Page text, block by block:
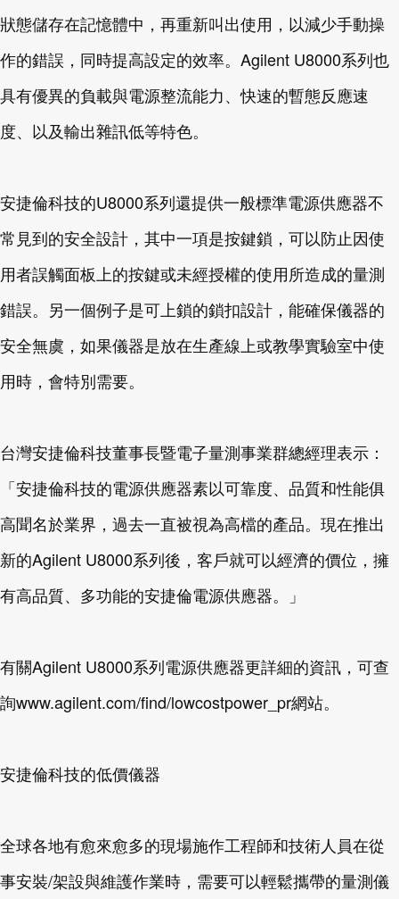
狀態儲存在記憶體中，再重新叫出使用，以減少手動操
作的錯誤，同時提高設定的效率。Agilent U8000系列也
具有優異的負載與電源整流能力、快速的暫態反應速
度、以及輸出雜訊低等特色。
安捷倫科技的U8000系列還提供一般標準電源供應器不
常見到的安全設計，其中一項是按鍵鎖，可以防止因使
用者誤觸面板上的按鍵或未經授權的使用所造成的量測
錯誤。另一個例子是可上鎖的鎖扣設計，能確保儀器的
安全無虞，如果儀器是放在生產線上或教學實驗室中使
用時，會特別需要。
台灣安捷倫科技董事長暨電子量測事業群總經理表示：
「安捷倫科技的電源供應器素以可靠度、品質和性能俱
高聞名於業界，過去一直被視為高檔的產品。現在推出
新的Agilent U8000系列後，客戶就可以經濟的價位，擁
有高品質、多功能的安捷倫電源供應器。」
有關Agilent U8000系列電源供應器更詳細的資訊，可查
詢www.agilent.com/find/lowcostpower_pr網站。
安捷倫科技的低價儀器
全球各地有愈來愈多的現場施作工程師和技術人員在從
事安裝/架設與維護作業時，需要可以輕鬆攜帶的量測儀